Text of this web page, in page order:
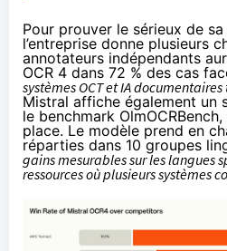
Pour prouver le sérieux de
l’entreprise donne plusieurs
annotateurs indépendants
OCR 4 dans 72 % des cas
systèmes OCT et IA documentaires
Mistral affiche également un
le benchmark
place. Le modèle prend en
réparties dans 10 groupes
gains mesurables sur les langues
ressources où plusieurs systèmes